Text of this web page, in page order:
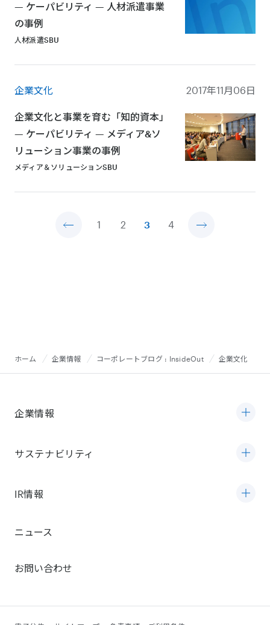
— ケーパビリティ — 人材派遣事業
の事例
人材派遣SBU
企業文化 2017年11月06日
企業文化と事業を育む「知的資本」
— ケーパビリティ — メディア&ソ
リューション事業の事例
メディア＆ソリューションSBU
1 2 3 4
ホーム 企業情報 コーポレートブログ : InsideOut 企業文化
企業情報
サステナビリティ
IR情報
ニュース
お問い合わせ